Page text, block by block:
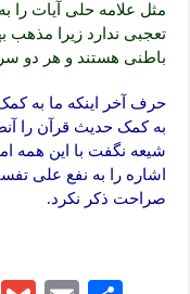
مثل علامه حلی آیات را
تعجبی ندارد زیرا
باطنی هستند و هر دو
حرف آخر اینکه ما به کمک
به کمک حدیث قرآن را
شیعه نگفت با این همه
اشاره را به نفع علی
صراحت ذکر نکرد.